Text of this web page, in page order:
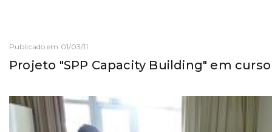
Publicado em 01/03/11
Projeto "SPP Capacity Building" em curso